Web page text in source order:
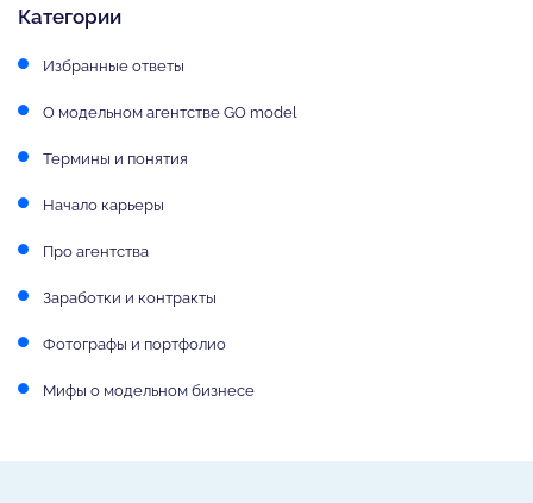
Категории
Избранные ответы
О модельном агентстве GO model
Термины и понятия
Начало карьеры
Про агентства
Заработки и контракты
Фотографы и портфолио
Мифы о модельном бизнесе